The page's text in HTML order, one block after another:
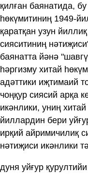
қилған баянатида,
һөкүмитиниң 1949-
қаратқан узун
сияситиниң
баянатта йәнә
һәргизму хитай
адәттики иҗтимаий
чоңқур сиясий арқа
икәнлики, униң
йиллардин бери
ирқий айримичилиқ
нәтиҗиси икәнлики
дуня уйғур